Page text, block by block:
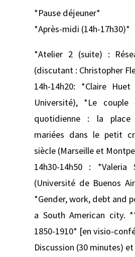
*Pause déjeuner*
*Après-midi (14h-17h30)*
*Atelier 2 (suite) :
(discutant : Christopher
14h-14h20: *Claire Huet
Université), *Le couple
quotidienne : la place
mariées dans le petit
siècle (Marseille et
14h30-14h50 :
(Université de Buenos
*Gender, work, debt and
a South American city.
1850-1910* [en visio-
Discussion (30 minutes)